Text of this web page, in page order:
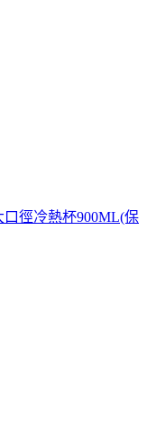
徑冷熱杯900ML(保